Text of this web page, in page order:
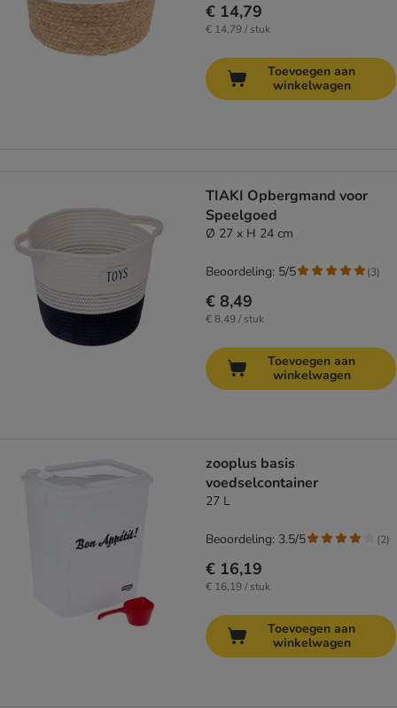
€ 14,79
€ 14,79 / stuk
Toevoegen aan
winkelwagen
TIAKI Opbergmand voor
Speelgoed
Ø 27 x H 24 cm
€ 8,49
€ 8,49 / stuk
Beoordeling: 5/5 (3)
Toevoegen aan
winkelwagen
zooplus basis
voedselcontainer
27 L
€ 16,19
€ 16,19 / stuk
Beoordeling: 3.5/5 (2)
Toevoegen aan
winkelwagen